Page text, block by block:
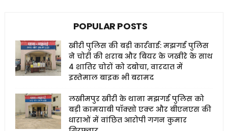
POPULAR POSTS
खीरी पुलिस की बड़ी कार्रवाई: मझगई पुलिस
ने चोरी की शराब और बियर के जखीरे के साथ
4 शातिर चोरों को दबोचा, वारदात में
इस्तेमाल बाइक भी बरामद
लखीमपुर खीरी के थाना मझगई पुलिस को
बड़ी कामयाबी पॉक्सो एक्ट और बीएनएस की
धाराओं में वांछित आरोपी गगन कुमार